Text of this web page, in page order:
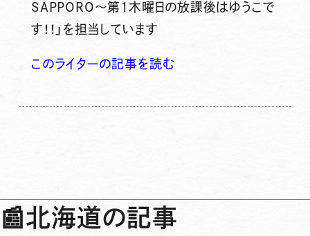
SAPPORO～第1木曜日の放課後はゆうこで
す！！」を担当しています
このライターの記事を読む
📰北海道の記事